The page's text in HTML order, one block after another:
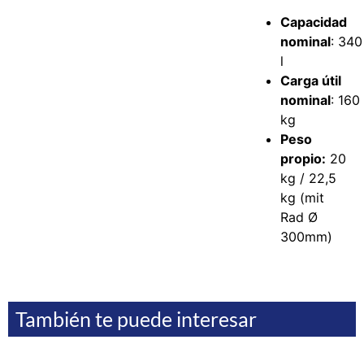
Capacidad
nominal: 340
l
Carga útil
nominal: 160
kg
Peso
propio: 20
kg / 22,5
kg (mit
Rad Ø
300mm)
También te puede interesar